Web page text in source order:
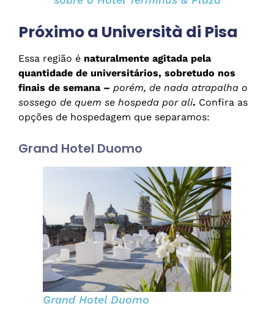
Próximo a Università di Pisa
Essa região é naturalmente agitada pela
quantidade de universitários, sobretudo nos
finais de semana – porém, de nada atrapalha o
sossego de quem se hospeda por ali. Confira as
opções de hospedagem que separamos:
Grand Hotel Duomo
Grand Hotel Duomo